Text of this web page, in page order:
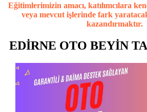
Eğitimlerimizin amacı, katılımcılara
veya mevcut işlerinde fark
kazandırmaktır.
EDİRNE OTO BEYİN